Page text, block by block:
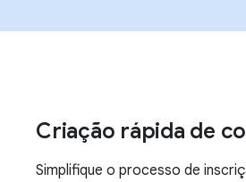
Criação rápida de
Simplifique o processo de